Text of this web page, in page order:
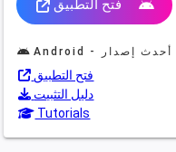
فتح التطبيق
دليل التثبيت
Tutorials